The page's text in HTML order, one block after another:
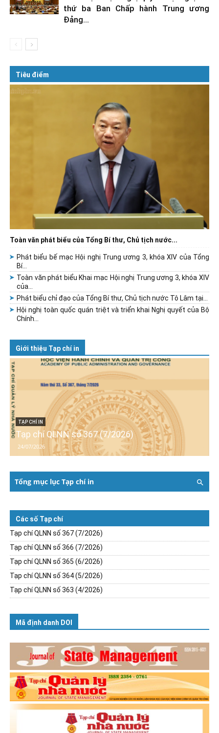
thứ ba Ban Chấp hành Trung ương
Đảng...
Tiêu điểm
Toàn văn phát biểu của Tổng Bí thư, Chủ tịch nước...
Phát biểu bế mạc Hội nghị Trung ương 3, khóa XIV của Tổng
Bí...
Toàn văn phát biểu Khai mạc Hội nghị Trung ương 3, khóa XIV
của...
Phát biểu chỉ đạo của Tổng Bí thư, Chủ tịch nước Tô Lâm tại...
Hội nghị toàn quốc quán triệt và triển khai Nghị quyết của Bộ
Chính...
Giới thiệu Tạp chí in
TẠP CHÍ IN
Tạp chí QLNN số 367 (7/2026)
24/07/2026
Tổng mục lục Tạp chí in
Các số Tạp chí
Tạp chí QLNN số 367 (7/2026)
Tạp chí QLNN số 366 (7/2026)
Tạp chí QLNN số 365 (6/2026)
Tạp chí QLNN số 364 (5/2026)
Tạp chí QLNN số 363 (4/2026)
Mã định danh DOI